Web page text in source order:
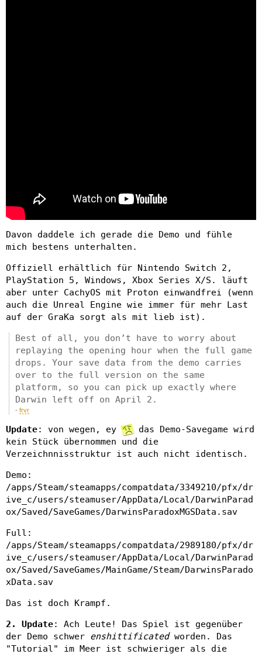
Davon daddele ich gerade die Demo und fühle
mich bestens unterhalten.
Offiziell erhältlich für Nintendo Switch 2,
PlayStation 5, Windows, Xbox Series X/S. läuft
aber unter CachyOS mit Proton einwandfrei (wenn
auch die Unreal Engine wie immer für mehr Last
auf der GraKa sorgt als mit lieb ist).
Best of all, you don’t have to worry about
replaying the opening hour when the full game
drops. Your save data from the demo carries
over to the full version on the same
platform, so you can pick up exactly where
Darwin left off on April 2.
- frvr
Update: von wegen, ey
das Demo-Savegame wird
kein Stück übernommen und die
Verzeichnnisstruktur ist auch nicht identisch.
Demo:
/apps/Steam/steamapps/compatdata/3349210/pfx/dr
ive_c/users/steamuser/AppData/Local/DarwinParad
ox/Saved/SaveGames/DarwinsParadoxMGSData.sav
Full:
/apps/Steam/steamapps/compatdata/2989180/pfx/dr
ive_c/users/steamuser/AppData/Local/DarwinParad
ox/Saved/SaveGames/MainGame/Steam/DarwinsParado
xData.sav
Das ist doch Krampf.
2. Update: Ach Leute! Das Spiel ist gegenüber
der Demo schwer enshittificatedworden. Das
"Tutorial" im Meer ist schwieriger als die